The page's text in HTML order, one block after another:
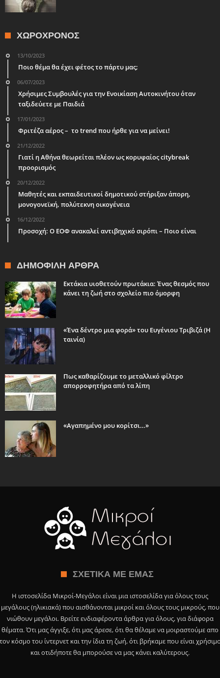
ΧΩΡΟΧΡΌΝΟΣ
13/10/2023
Ποιο θέμα θα έχει φέτος το πάρτυ μας;
06/07/2023
Χρήσιμες Συμβουλές για την Ενοικίαση Αυτοκινήτου όταν
ταξιδεύετε με Παιδιά
17/01/2023
Φριτέζα αέρος – το trend που ήρθε για να μείνει!
21/12/2022
Γιατί η Αθήνα θεωρείται πλέον ως κορυφαίος citybreak
προορισμός
20/12/2022
Μαθητές και εκπαιδευτικοί δημοτικού στήριξαν άπορη,
μονογονεϊκή, πολύτεκνη οικογένεια
16/12/2022
Προσοχή: Ο ΕΟΦ ανακαλεί αντιβηχικό σιρόπι – Ποιο είναι
ΔΗΜΟΦΙΛΉ ΆΡΘΡΑ
Εκτάκια υιοθετούν πρωτάκια: Ένας θεσμός που
κάνει τη ζωή στο σχολείο πιο όμορφη
«Ένα δέντρο μια φορά» του Ευγένιου Τριβιζά (Η
ταινία)
Πως καθαρίζουμε το μεταλλικό φίλτρο
απορροφητήρα από τα λίπη
«Αγαπημένο μου κορίτσι…»
ΣΧΕΤΙΚΆ ΜΕ ΕΜΆΣ
Η ιστοσελίδα Μικροί-Μεγάλοι είναι μια ιστοσελίδα για όλους τους
μεγάλους (ηλικιακά) που αισθάνονται μικροί και όλους τους μικρούς, που
νιώθουν μεγάλοι. Βρείτε ενδιαφέροντα άρθρα για όλους, για διάφορα
θέματα. Ότι μας άγγιξε, ότι μας άρεσε, ότι θα θέλαμε να μοιραστούμε απο
κόσμο του ίντερνετ και την ίδια τη ζωή, ότι βρήκαμε που είναι
και οτιδήποτε θα μπορούσε να μας κάνει καλύτερους.